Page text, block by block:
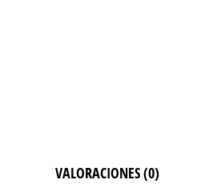
VALORACIONES (0)